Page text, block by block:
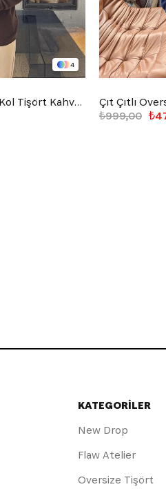
4
Çıt Çıtlı Oversize Uzun Kol Tişört Kahverengi
₺999,00
KATEGORİLER
New Drop
Flaw Atelier
Oversize Tişört